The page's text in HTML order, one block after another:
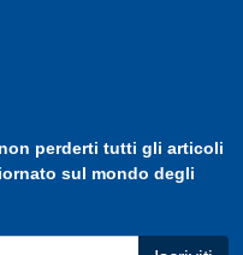
perderti tutti gli articoli
sul mondo degli